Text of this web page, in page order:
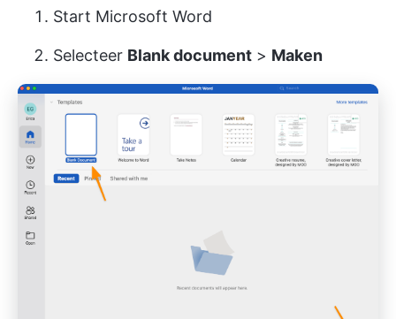
Start Microsoft Word
Selecteer Blank document > Maken